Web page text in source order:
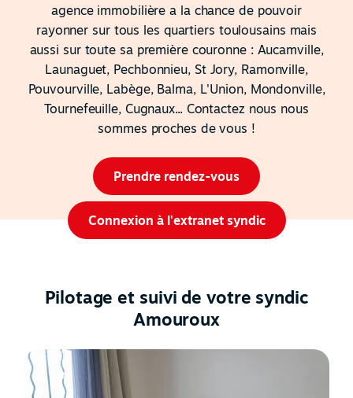
agence immobilière a la chance de pouvoir
rayonner sur tous les quartiers toulousains mais
aussi sur toute sa première couronne : Aucamville,
Launaguet, Pechbonnieu, St Jory, Ramonville,
Pouvourville, Labège, Balma, L'Union, Mondonville,
Tournefeuille, Cugnaux... Contactez nous nous
sommes proches de vous !
Prendre rendez-vous
Connexion à l'extranet syndic
Pilotage et suivi de votre syndic
Amouroux